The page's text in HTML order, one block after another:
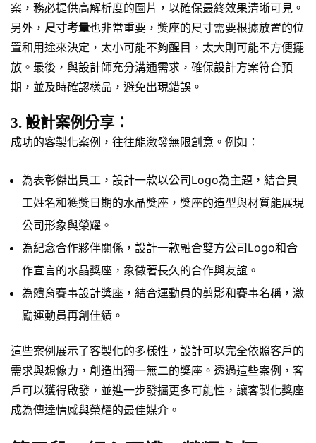
案，務必提供高解析度的圖片，以確保最終效果清晰可見。
另外， 尺寸考量也非常重要，獎座的尺寸需要根據放置的位
置和用途來決定，太小可能不夠醒目，太大則可能不方便擺
放。最後，與設計師充分溝通需求，確保設計方案符合預
期，並及時確認樣品，避免出現錯誤。
3. 設計案例分享：
成功的客製化案例，往往能激發無限創意。例如：
為表彰傑出員工，設計一款以公司Logo為主題，結合員
工姓名和獲獎日期的水晶獎座，獎座的造型與材質能展現
公司形象與榮耀。
為紀念合作夥伴關係，設計一款融合雙方公司Logo和合
作宣言的水晶獎座，象徵著長久的合作與友誼。
為體育賽事設計獎座，結合運動員的剪影和賽事名稱，激
勵運動員再創佳績。
這些案例展示了客製化的多樣性，設計可以完全依照客戶的
需求與想像力，創造出獨一無二的獎座。透過這些案例，客
戶可以獲得啟發，並進一步發掘更多可能性，讓客製化獎座
成為傳達情感與榮耀的最佳媒介。